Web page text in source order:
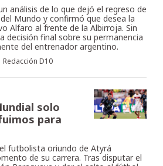
análisis de lo que dejó el regreso de
Mundo y confirmó que desea la
Alfaro al frente de la Albirroja. Sin
decisión final sobre su permanencia
del entrenador argentino.
Redacción D10
solo
para
futbolista oriundo de Atyrá
de su carrera. Tras disputar el